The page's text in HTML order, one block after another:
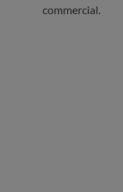
commercial.